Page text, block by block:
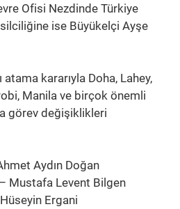
Ofisi Nezdinde Türkiye
ise Büyükelçi Ayşe
kararıyla Doha, Lahey,
Manila ve birçok önemli
görev değişiklikleri
Aydın Doğan
Mustafa Levent Bilgen
Ergani